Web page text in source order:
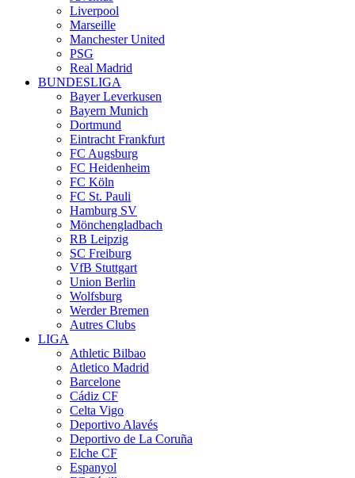
Liverpool
Marseille
Manchester United
PSG
Real Madrid
BUNDESLIGA
Bayer Leverkusen
Bayern Munich
Dortmund
Eintracht Frankfurt
FC Augsburg
FC Heidenheim
FC Köln
FC St. Pauli
Hamburg SV
Mönchengladbach
RB Leipzig
SC Freiburg
VfB Stuttgart
Union Berlin
Wolfsburg
Werder Bremen
Autres Clubs
LIGA
Athletic Bilbao
Atletico Madrid
Barcelone
Cádiz CF
Celta Vigo
Deportivo Alavés
Deportivo de La Coruña
Elche CF
Espanyol